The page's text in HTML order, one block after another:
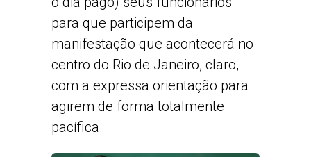
para que participem da
manifestação que acontecerá no
centro do Rio de Janeiro, claro,
com a expressa orientação para
agirem de forma totalmente
pacífica.